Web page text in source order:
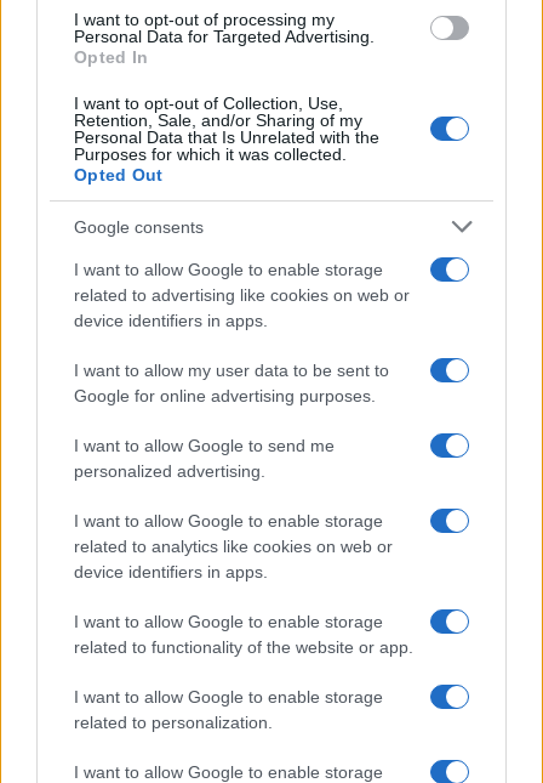
I want to opt-out of processing my
Personal Data for Targeted Advertising.
Opted In
I want to opt-out of Collection, Use,
Retention, Sale, and/or Sharing of my
Personal Data that Is Unrelated with the
Purposes for which it was collected.
Opted Out
Google consents
I want to allow Google to enable storage
related to advertising like cookies on web or
device identifiers in apps.
I want to allow my user data to be sent to
Google for online advertising purposes.
I want to allow Google to send me
personalized advertising.
I want to allow Google to enable storage
related to analytics like cookies on web or
device identifiers in apps.
I want to allow Google to enable storage
related to functionality of the website or app.
I want to allow Google to enable storage
related to personalization.
I want to allow Google to enable storage
Transformação urbana: Campo Grande, Cáceres e São
Rafael Oliveira · 2 ago 2026
Nome Preço
(KBTC)
Eureka Bridged PAX Gold (Terra $4,205.78
JDB
(JDB)
$0.022
kpk ETH Prime
(KPK ETH PRIME)
$2,034.90
SyBTC